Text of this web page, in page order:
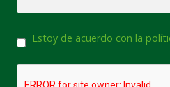
Consentimiento
Estoy de acuerdo con la